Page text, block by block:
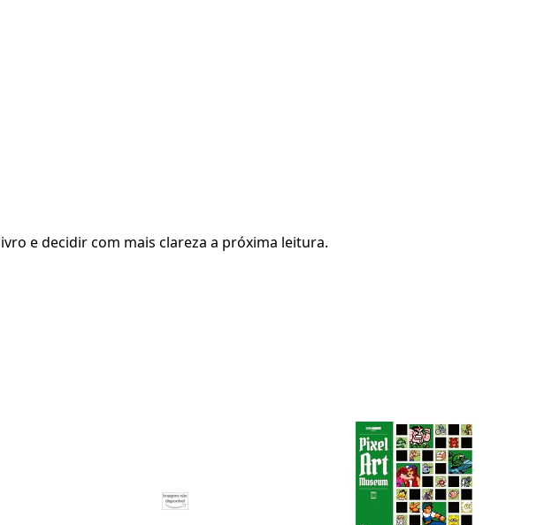
e decidir com mais clareza a próxima leitura.